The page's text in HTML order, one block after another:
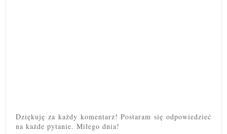
Dziękuję za każdy komentarz! Postaram się odpowiedzieć
na każde pytanie. Miłego dnia!